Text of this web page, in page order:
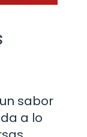
sabor
a lo